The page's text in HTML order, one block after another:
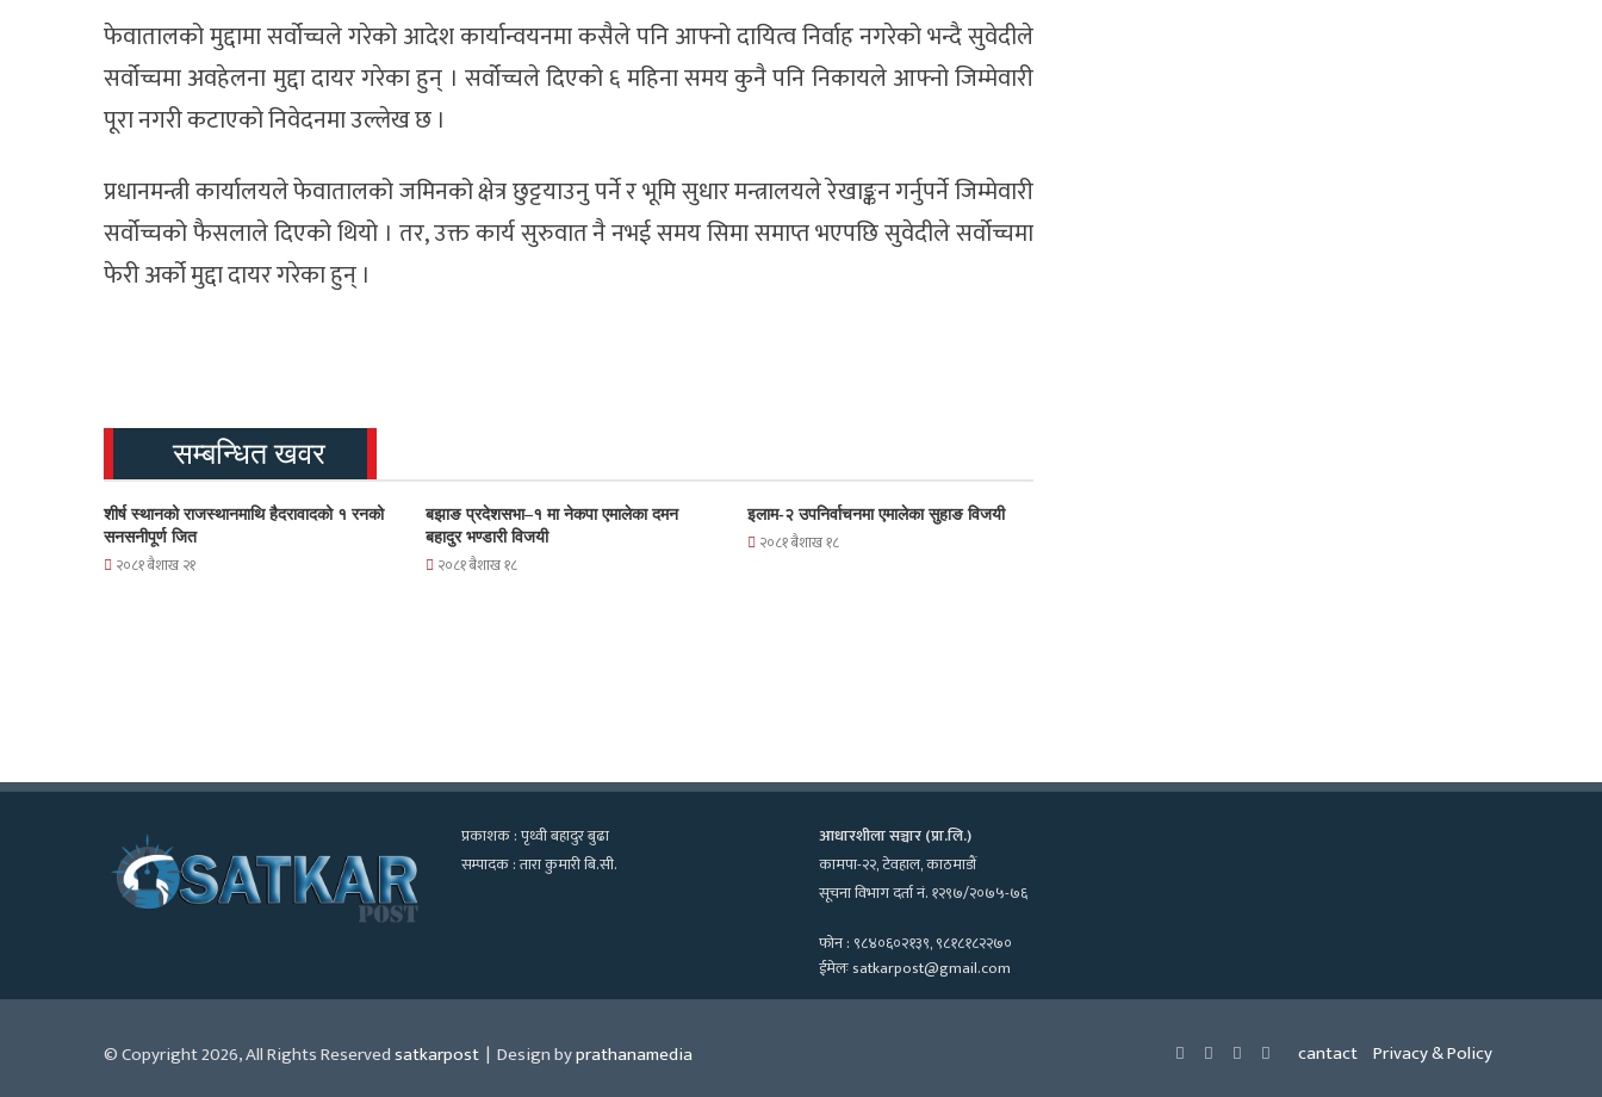
फेवातालको मुद्दामा सर्वोच्चले गरेको आदेश कार्यान्वयनमा कसैले पनि आफ्नो दायित्व निर्वाह नगरेको भन्दै सुवेदीले
सर्वोच्चमा अवहेलना मुद्दा दायर गरेका हुन् । सर्वोच्चले दिएको ६ महिना समय कुनै पनि निकायले आफ्नो जिम्मेवारी
पूरा नगरी कटाएको निवेदनमा उल्लेख छ ।
प्रधानमन्त्री कार्यालयले फेवातालको जमिनको क्षेत्र छुट्टयाउनु पर्ने र भूमि सुधार मन्त्रालयले रेखाङ्कन गर्नुपर्ने जिम्मेवारी
सर्वोच्चको फैसलाले दिएको थियो । तर, उक्त कार्य सुरुवात नै नभई समय सिमा समाप्त भएपछि सुवेदीले सर्वोच्चमा
फेरी अर्को मुद्दा दायर गरेका हुन् ।
सम्बन्धित खवर
शीर्ष स्थानको राजस्थानमाथि हैदरावादको १ रनको
सनसनीपूर्ण जित
२०८१ बैशाख २१
बझाङ प्रदेशसभा–१ मा नेकपा एमालेका दमन
बहादुर भण्डारी विजयी
२०८१ बैशाख १८
इलाम-२ उपनिर्वाचनमा एमालेका सुहाङ विजयी
२०८१ बैशाख १८
प्रकाशक : पृथ्वी बहादुर बुढा
सम्पादक : तारा कुमारी बि.सी.
आधारशीला सञ्चार (प्रा.लि.)
कामपा-२२, टेवहाल, काठमाडाैं
सूचना विभाग दर्ता नं. १२९७/२०७५-७६
फोन : ९८४०६०२१३९, ९८१८१८२२७०
ईमेलः satkarpost@gmail.com
© Copyright 2026, All Rights Reservedsatkarpost | Design byprathanamedia cantact Privacy & Policy
Facebook
Twitter YouTubeInstagram